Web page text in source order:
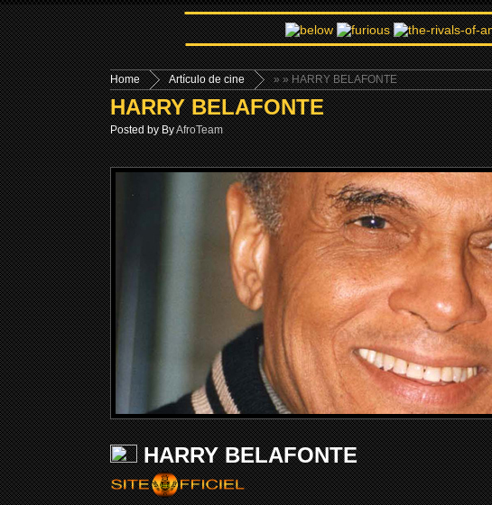
Home »
Artículo de cine » HARRY BELAFONTE
HARRY BELAFONTE
Posted by ByAfroTeam
HARRY BELAFONTE